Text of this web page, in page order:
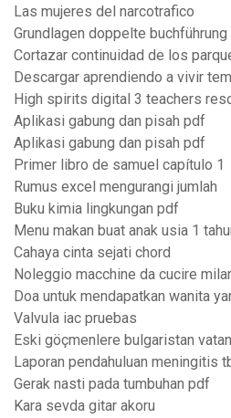
Las mujeres del narcotrafico
Grundlagen doppelte
Cortazar continuidad de los
Descargar aprendiendo a vivir
High spirits digital 3 teachers
Aplikasi gabung dan pisah pdf
Aplikasi gabung dan pisah pdf
Primer libro de samuel capítulo 1
Rumus excel mengurangi jumlah
Buku kimia lingkungan pdf
Menu makan buat anak usia 1
Cahaya cinta sejati chord
Noleggio macchine da cucire
Doa untuk mendapatkan wanita
Valvula iac pruebas
Eski göçmenlere bulgaristan
Laporan pendahuluan meningitis
Gerak nasti pada tumbuhan pdf
Kara sevda gitar akoru